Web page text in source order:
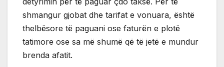
shmangur gjobat dhe tarifat e vonuara, është
thelbësore të paguani ose faturën e plotë
tatimore ose sa më shumë që të jetë e mundur
brenda afatit.